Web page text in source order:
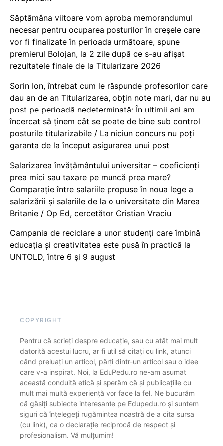
Săptămâna viitoare vom aproba memorandumul
necesar pentru ocuparea posturilor în creșele care
vor fi finalizate în perioada următoare, spune
premierul Bolojan, la 2 zile după ce s-au afișat
rezultatele finale de la Titularizare 2026
Sorin Ion, întrebat cum le răspunde profesorilor care
dau an de an Titularizarea, obțin note mari, dar nu au
post pe perioadă nedeterminată: În ultimii ani am
încercat să ținem cât se poate de bine sub control
posturile titularizabile / La niciun concurs nu poți
garanta de la început asigurarea unui post
Salarizarea învățământului universitar – coeficienți
prea mici sau taxare pe muncă prea mare?
Comparație între salariile propuse în noua lege a
salarizării și salariile de la o universitate din Marea
Britanie / Op Ed, cercetător Cristian Vraciu
Campania de reciclare a unor studenți care îmbină
educația și creativitatea este pusă în practică la
UNTOLD, între 6 și 9 august
COPYRIGHT
Pentru că scrieți despre educație, sau cu atât mai mult
datorită acestui lucru, ar fi util să citați cu link, atunci
când preluați un articol, părți dintr-un articol sau o idee
care v-a inspirat. Noi, la EduPedu.ro ne-am asumat
această conduită etică și sperăm că și publicațiile cu
mult mai multă experiență vor face la fel. Ne bucurăm
că găsiți subiecte interesante pe Edupedu.ro și suntem
siguri că înțelegeți rugămintea noastră de a cita sursa
(cu link), ca o declarație reciprocă de respect și
profesionalism. Vă mulțumim!